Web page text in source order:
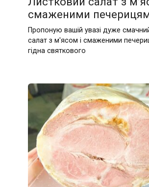
смаженими
Пропоную вашій увазі дуже
салат з м'ясом і смаженими
гідна святкового